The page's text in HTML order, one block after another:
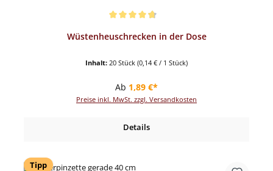
Wüstenheuschrecken in der Dose
Inhalt: 20 Stück (0,14 € / 1 Stück)
Regulärer Preis:
Ab 1,89 €*
Preise inkl. MwSt. zzgl. Versandkosten
Details
Tipp